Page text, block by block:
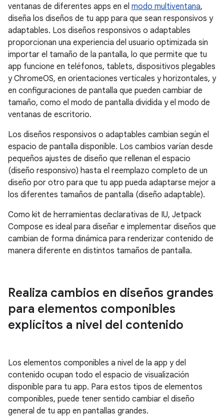
ventanas de diferentes apps en el modo multiventana,
diseña los diseños de tu app para que sean responsivos y
adaptables. Los diseños responsivos o adaptables
proporcionan una experiencia del usuario optimizada sin
importar el tamaño de la pantalla, lo que permite que tu
app funcione en teléfonos, tablets, dispositivos plegables
y ChromeOS, en orientaciones verticales y horizontales, y
en configuraciones de pantalla que pueden cambiar de
tamaño, como el modo de pantalla dividida y el modo de
ventanas de escritorio.
Los diseños responsivos o adaptables cambian según el
espacio de pantalla disponible. Los cambios varían desde
pequeños ajustes de diseño que rellenan el espacio
(diseño responsivo) hasta el reemplazo completo de un
diseño por otro para que tu app pueda adaptarse mejor a
los diferentes tamaños de pantalla (diseño adaptable).
Como kit de herramientas declarativas de IU, Jetpack
Compose es ideal para diseñar e implementar diseños que
cambian de forma dinámica para renderizar contenido de
manera diferente en distintos tamaños de pantalla.
Realiza cambios en diseños grandes
para elementos componibles
explícitos a nivel del contenido
Los elementos componibles a nivel de la app y del
contenido ocupan todo el espacio de visualización
disponible para tu app. Para estos tipos de elementos
componibles, puede tener sentido cambiar el diseño
general de tu app en pantallas grandes.